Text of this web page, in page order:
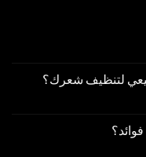
لتنظيف شعرك؟